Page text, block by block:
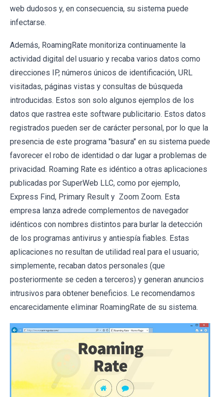
web dudosos y, en consecuencia, su sistema puede
infectarse.
Además, RoamingRate monitoriza continuamente la
actividad digital del usuario y recaba varios datos como
direcciones IP, números únicos de identificación, URL
visitadas, páginas vistas y consultas de búsqueda
introducidas. Estos son solo algunos ejemplos de los
datos que rastrea este software publicitario. Estos datos
registrados pueden ser de carácter personal, por lo que la
presencia de este programa "basura" en su sistema puede
favorecer el robo de identidad o dar lugar a problemas de
privacidad. Roaming Rate es idéntico a otras aplicaciones
publicadas por SuperWeb LLC, como por ejemplo,
Express Find, Primary Result y Zoom Zoom. Esta
empresa lanza adrede complementos de navegador
idénticos con nombres distintos para burlar la detección
de los programas antivirus y antiespía fiables. Estas
aplicaciones no resultan de utilidad real para el usuario;
simplemente, recaban datos personales (que
posteriormente se ceden a terceros) y generan anuncios
intrusivos para obtener beneficios. Le recomendamos
encarecidamente eliminar RoamingRate de su sistema.